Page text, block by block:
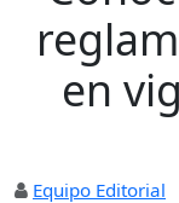
en
Equipo Editorial